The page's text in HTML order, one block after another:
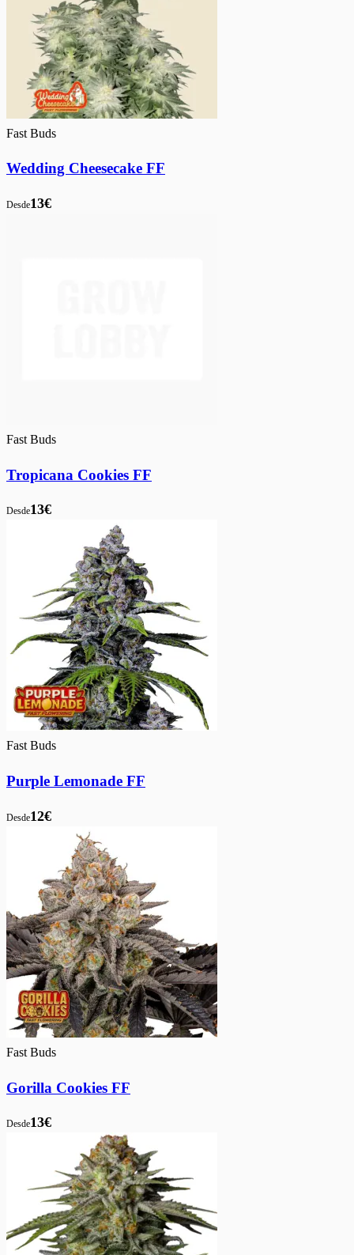
Fast Buds
Wedding Cheesecake FF
Desde13€
Fast Buds
Tropicana Cookies FF
Desde13€
Fast Buds
Purple Lemonade FF
Desde12€
Fast Buds
Gorilla Cookies FF
Desde13€